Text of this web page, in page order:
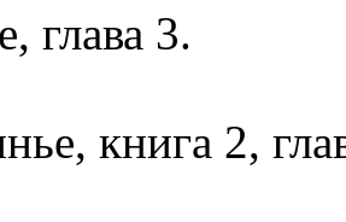
глава 3.
книга 2,